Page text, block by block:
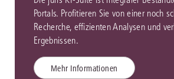
Portals. Profitieren Sie von einer noch
Recherche, effizienten Analysen und
Ergebnissen.
Mehr Informationen